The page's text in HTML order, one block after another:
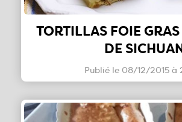
TORTILLAS FOIE
DE
Publié le 08/12/2015 à